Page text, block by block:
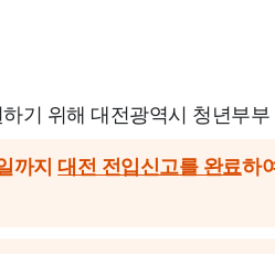
기 위해 대전광역시 청년부
까지 대전 전입신고를 완료하